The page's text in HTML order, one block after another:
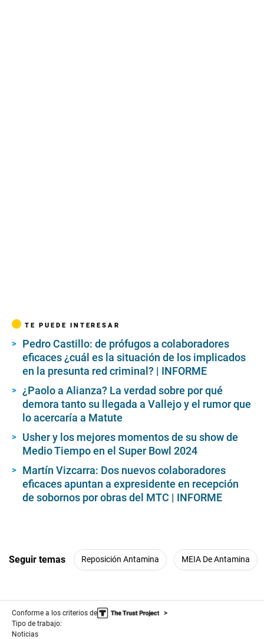
TE PUEDE INTERESAR
Pedro Castillo: de prófugos a colaboradores
eficaces ¿cuál es la situación de los implicados
en la presunta red criminal? | INFORME
¿Paolo a Alianza? La verdad sobre por qué
demora tanto su llegada a Vallejo y el rumor que
lo acercaría a Matute
Usher y los mejores momentos de su show de
Medio Tiempo en el Super Bowl 2024
Martín Vizcarra: Dos nuevos colaboradores
eficaces apuntan a expresidente en recepción
de sobornos por obras del MTC | INFORME
Seguir temas Reposición Antamina MEIA De Antamina
Conforme a los criterios de
Tipo de trabajo:
Noticias